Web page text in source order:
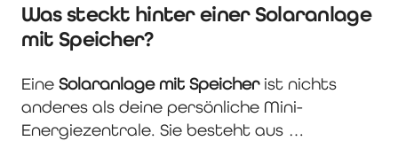
Was steckt hinter einer Solaranlage
mit Speicher?
Eine Solaranlage mit Speicherist nichts
anderes als deine persönliche Mini-
Energiezentrale. Sie besteht aus …